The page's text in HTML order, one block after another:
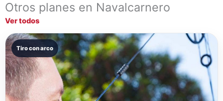
Otros planes en Navalcarnero
Ver todos
Tiro con arco